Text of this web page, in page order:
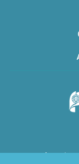
Infarmed ©